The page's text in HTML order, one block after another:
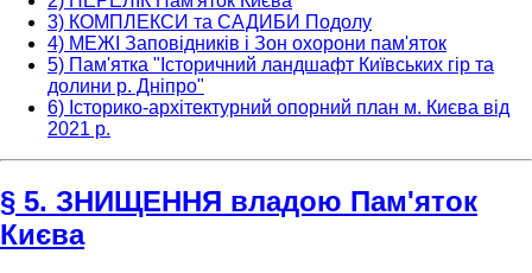
3) КОМПЛЕКСИ та САДИБИ Подолу
4) МЕЖІ Заповідників і Зон охорони пам'яток
5) Пам'ятка "Історичний ландшафт Київських гір та
долини р. Дніпро"
6) Історико-архітектурний опорний план м. Києва від
2021 р.
§ 5. ЗНИЩЕННЯ владою Пам'яток
Києва